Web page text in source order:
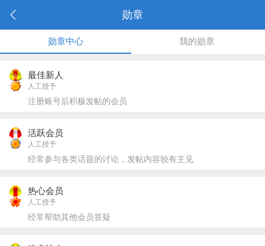
勋章
勋章中心 我的勋章
最佳新人
人工授予
注册账号后积极发帖的会员
活跃会员
人工授予
经常参与各类话题的讨论，发帖内容较有主见
热心会员
人工授予
经常帮助其他会员答疑